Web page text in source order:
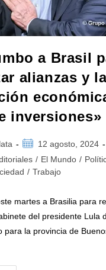
a Brasil
alianzas y
inversiones»
Publicación
de
la
12 agosto, 2024
/ El Mundo /
/ Trabajo
martes a Brasilia para
del presidente Lula
para la provincia de